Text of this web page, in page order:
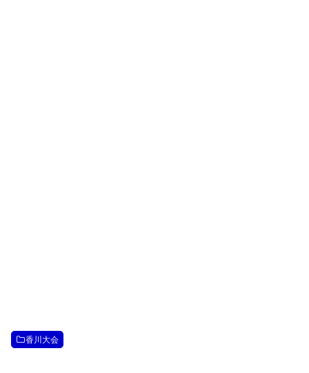
香川大会